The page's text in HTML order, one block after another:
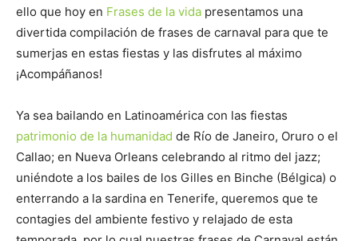
ello que hoy en Frases de la vida presentamos una
divertida compilación de frases de carnaval para que te
sumerjas en estas fiestas y las disfrutes al máximo
¡Acompáñanos!
Ya sea bailando en Latinoamérica con las fiestas
patrimonio de la humanidad de Río de Janeiro, Oruro o el
Callao; en Nueva Orleans celebrando al ritmo del jazz;
uniéndote a los bailes de los Gilles en Binche (Bélgica) o
enterrando a la sardina en Tenerife, queremos que te
contagies del ambiente festivo y relajado de esta